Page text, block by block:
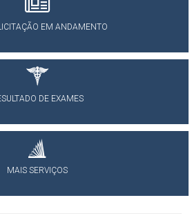
EM ANDAMENTO
DE EXAMES
MAIS SERVIÇOS